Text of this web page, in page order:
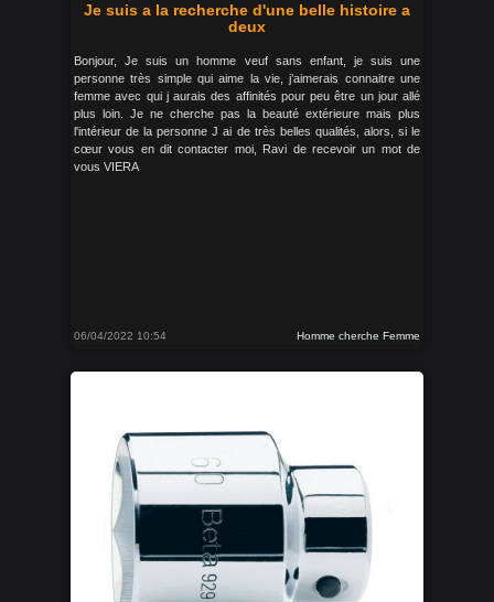
Je suis a la recherche d'une belle histoire a
deux
Bonjour, Je suis un homme veuf sans enfant, je suis une
personne très simple qui aime la vie, j’aimerais connaitre une
femme avec qui j aurais des affinités pour peu être un jour allé
plus loin. Je ne cherche pas la beauté extérieure mais plus
l'intérieur de la personne J ai de très belles qualités, alors, si le
cœur vous en dit contacter moi, Ravi de recevoir un mot de
vous VIERA
06/04/2022 10:54 Homme cherche Femme